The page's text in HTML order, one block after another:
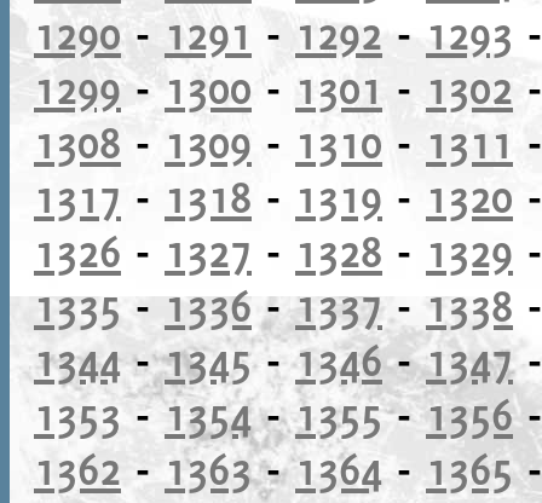
1290- 1291 - 1292 - 1293
1299-1300 - 1301 - 1302
1308 - 1309 - 1310 - 1311
1317 - 1318 - 1319 - 1320
1326 - 1327 - 1328 - 1329
1335 - 1336 -1337- 1338
1344-1345-1346-1347
1353-1354-1355-1356
1362 - 1363-1364 - 1365